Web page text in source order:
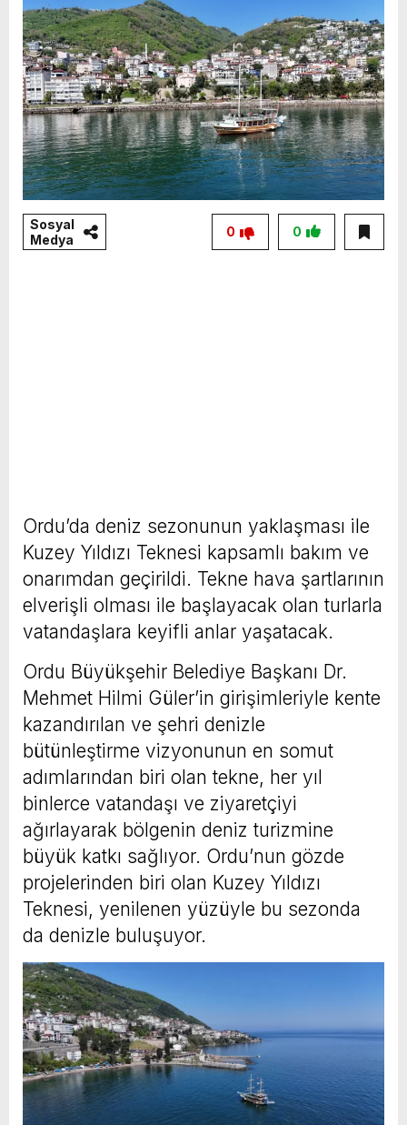
Sosyal
Medya
0
0
Ordu’da deniz sezonunun yaklaşması ile
Kuzey Yıldızı Teknesi kapsamlı bakım ve
onarımdan geçirildi. Tekne hava şartlarının
elverişli olması ile başlayacak olan turlarla
vatandaşlara keyifli anlar yaşatacak.
Ordu Büyükşehir Belediye Başkanı Dr.
Mehmet Hilmi Güler’in girişimleriyle kente
kazandırılan ve şehri denizle
bütünleştirme vizyonunun en somut
adımlarından biri olan tekne, her yıl
binlerce vatandaşı ve ziyaretçiyi
ağırlayarak bölgenin deniz turizmine
büyük katkı sağlıyor. Ordu’nun gözde
projelerinden biri olan Kuzey Yıldızı
Teknesi, yenilenen yüzüyle bu sezonda
da denizle buluşuyor.